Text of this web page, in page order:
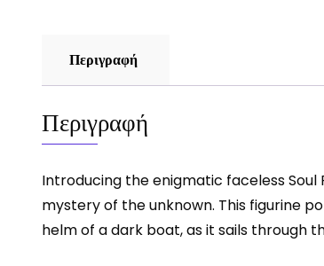
Περιγραφή
Περιγραφή
Introducing the enigmatic faceless
mystery of the unknown. This figurine
helm of a dark boat, as it sails through